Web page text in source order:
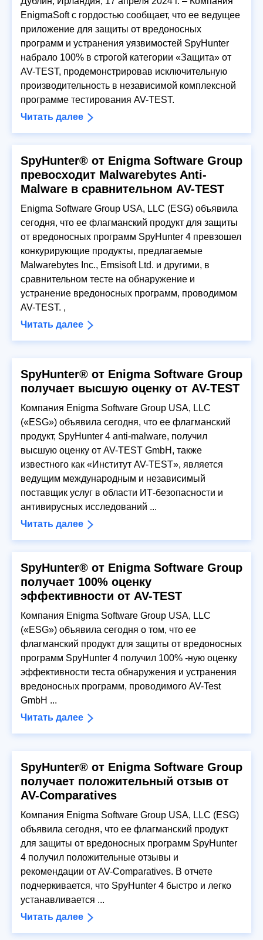
EnigmaSoft с гордостью сообщает, что ее ведущее
приложение для защиты от вредоносных
программ и устранения уязвимостей SpyHunter
набрало 100% в строгой категории «Защита» от
AV-TEST, продемонстрировав исключительную
производительность в независимой комплексной
программе тестирования AV-TEST.
Читать далее
SpyHunter® от Enigma Software Group
превосходит Malwarebytes Anti-
Malware в сравнительном AV-TEST
Enigma Software Group USA, LLC (ESG) объявила
сегодня, что ее флагманский продукт для защиты
от вредоносных программ SpyHunter 4 превзошел
конкурирующие продукты, предлагаемые
Malwarebytes Inc., Emsisoft Ltd. и другими, в
сравнительном тесте на обнаружение и
устранение вредоносных программ, проводимом
AV-TEST. ,
Читать далее
SpyHunter® от Enigma Software Group
получает высшую оценку от AV-TEST
Компания Enigma Software Group USA, LLC
(«ESG») объявила сегодня, что ее флагманский
продукт, SpyHunter 4 anti-malware, получил
высшую оценку от AV-TEST GmbH, также
известного как «Институт AV-TEST», является
ведущим международным и независимый
поставщик услуг в области ИТ-безопасности и
антивирусных исследований ...
Читать далее
SpyHunter® от Enigma Software Group
получает 100% оценку
эффективности от AV-TEST
Компания Enigma Software Group USA, LLC
(«ESG») объявила сегодня о том, что ее
флагманский продукт для защиты от вредоносных
программ SpyHunter 4 получил 100% -ную оценку
эффективности теста обнаружения и устранения
вредоносных программ, проводимого AV-Test
GmbH ...
Читать далее
SpyHunter® от Enigma Software Group
получает положительный отзыв от
AV-Comparatives
Компания Enigma Software Group USA, LLC (ESG)
объявила сегодня, что ее флагманский продукт
для защиты от вредоносных программ SpyHunter
4 получил положительные отзывы и
рекомендации от AV-Comparatives. В отчете
подчеркивается, что SpyHunter 4 быстро и легко
устанавливается ...
Читать далее